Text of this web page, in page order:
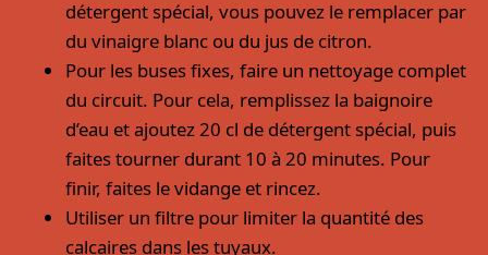
détergent spécial, vous pouvez le remplacer par
du vinaigre blanc ou du jus de citron.
Pour les buses fixes, faire un nettoyage complet
du circuit. Pour cela, remplissez la baignoire
d’eau et ajoutez 20 cl de détergent spécial, puis
faites tourner durant 10 à 20 minutes. Pour
finir, faites le vidange et rincez.
Utiliser un filtre pour limiter la quantité des
calcaires dans les tuyaux.